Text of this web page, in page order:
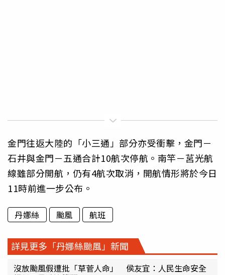
金門往返大陸的「小三通」部分亦受衝擊，金門－
石井與金門－五通合計10航次停航。南竿－莒光航
線雖部分開航，仍有4航次取消，開航情形將於今日
11時前進一步公布。
丹娜絲 颱風 航班
詳見更多「丹娜絲颱風」新聞
沒放颱風假遭批「草菅人命」 侯友宜：人民生命安全